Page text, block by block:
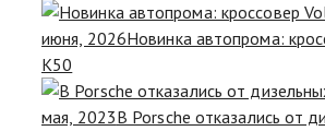
июня, 2026Новинка автопрома:
K50
мая, 2023В Porsche отказались от